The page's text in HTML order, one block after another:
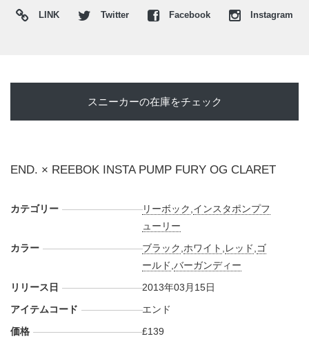
LINK Twitter Facebook Instagram
スニーカーの在庫をチェック
END. × REEBOK INSTA PUMP FURY OG CLARET
カテゴリー リーボック インスタポンプフ
ューリー
カラー
ブラック ホワイト レッド ゴ
ールド ,バーガンディー
リリース日
2013年03月15日
アイテムコード
エンド
価格
£139